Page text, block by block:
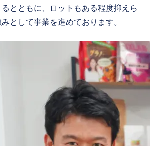
とともに、ロットもある程度抑えら
として事業を進めております。